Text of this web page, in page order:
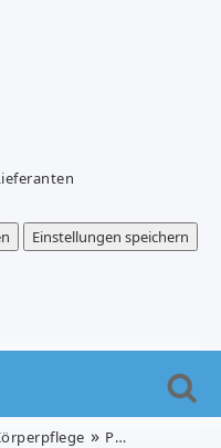
Einstellungen speichern
Philips Series 7000 Vakuum-Bartschneider BT7512/15 für 49,90€ (Vergleich: 79,98€)